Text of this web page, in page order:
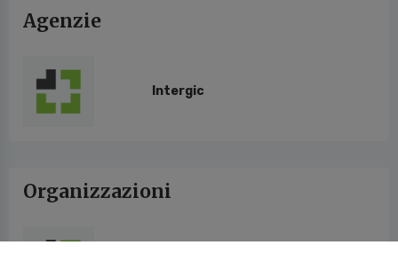
Agenzie
Intergic
Organizzazioni